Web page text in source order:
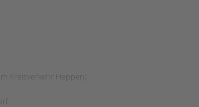
Kreisverkehr Heppen)